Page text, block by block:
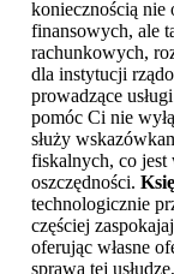
koniecznością nie
finansowych, ale
rachunkowych,
dla instytucji
prowadzące
pomóc Ci nie
służy
fiskalnych, co jest
oszczędności.
technologicznie
częściej
oferując własne
sprawą tej